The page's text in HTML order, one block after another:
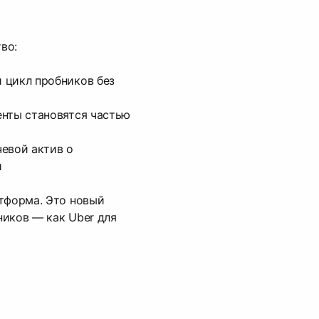
пробников без
становятся частью
актив о
Это новый
— как Uber для